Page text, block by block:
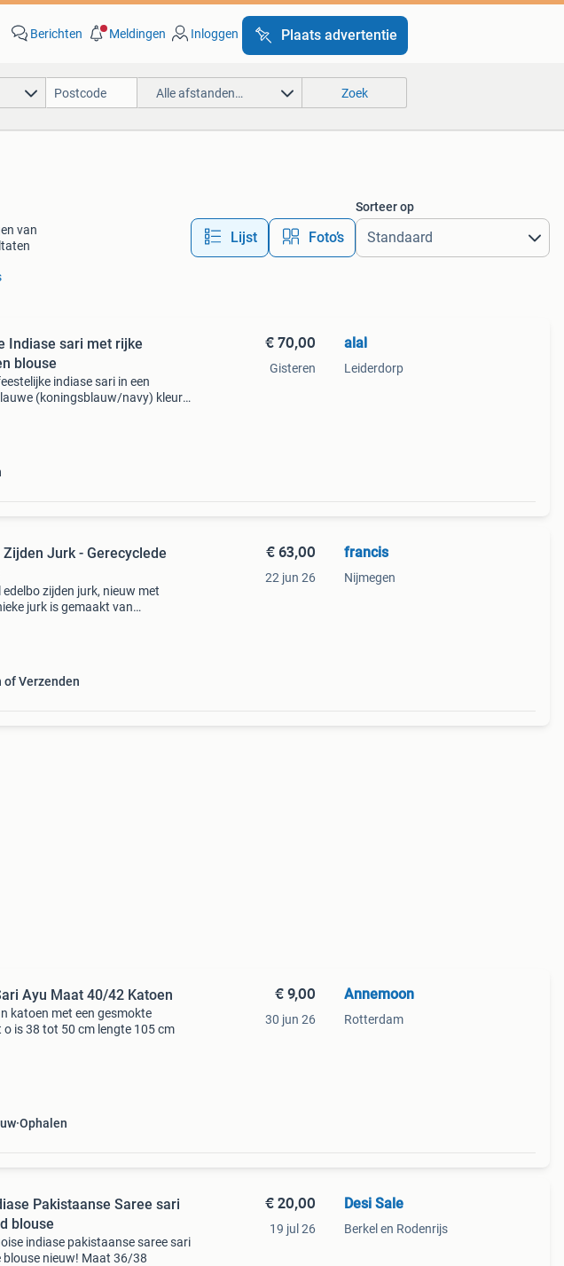
Berichten Meldingen Inloggen Plaats advertentie
Alle afstanden… Zoek
van
Lijst Foto’s
Sorteer op
Indiase sari met rijke
blouse
indiase sari in een
(koningsblauw/navy) kleur
€ 70,00
Gisteren
alal
Leiderdorp
Jurk - Gerecyclede
zijden jurk, nieuw met
jurk is gemaakt van
of Verzenden
€ 63,00
22 jun 26
francis
Nijmegen
Zomer Jurk Sari Ayu Maat 40/42 Katoen
katoen met een gesmokte
is 38 tot 50 cm lengte 105 cm
Ophalen
€ 9,00
30 jun 26
Annemoon
Rotterdam
Pakistaanse Saree sari
blouse
indiase pakistaanse saree sari
blouse nieuw! Maat 36/38
€ 20,00
19 jul 26
Desi Sale
Berkel en Rodenrijs